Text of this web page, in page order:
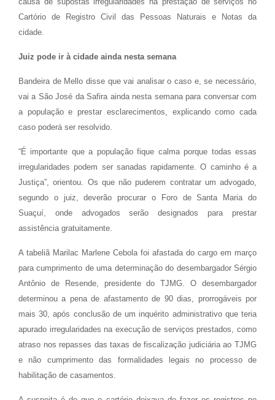
Cartório de Registro Civil das Pessoas Naturais e Notas da
cidade.
Juiz pode ir à cidade ainda nesta semana
Bandeira de Mello disse que vai analisar o caso e, se necessário,
vai a São José da Safira ainda nesta semana para conversar com
a população e prestar esclarecimentos, explicando como cada
caso poderá ser resolvido.
“É importante que a população fique calma porque todas essas
irregularidades podem ser sanadas rapidamente. O caminho é a
Justiça”, orientou. Os que não puderem contratar um advogado,
segundo o juiz, deverão procurar o Foro de Santa Maria do
Suaçuí, onde advogados serão designados para prestar
assistência gratuitamente.
A tabeliã Marilac Marlene Cebola foi afastada do cargo em março
para cumprimento de uma determinação do desembargador Sérgio
Antônio de Resende, presidente do TJMG. O desembargador
determinou a pena de afastamento de 90 dias, prorrogáveis por
mais 30, após conclusão de um inquérito administrativo que teria
apurado irregularidades na execução de serviços prestados, como
atraso nos repasses das taxas de fiscalização judiciária ao TJMG
e não cumprimento das formalidades legais no processo de
habilitação de casamentos.